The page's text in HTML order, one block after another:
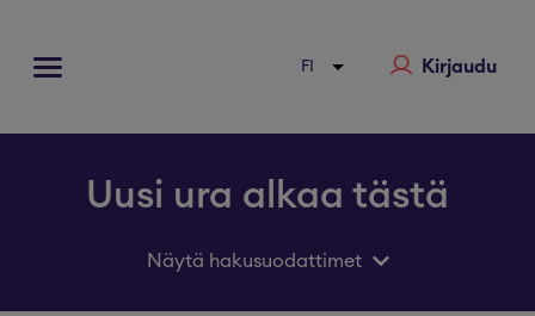
Kirjaudu
Uusi ura alkaa tästä
Näytä hakusuodattimet